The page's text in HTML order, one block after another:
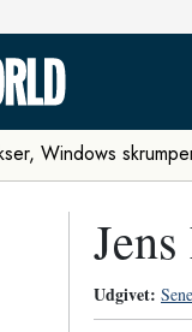
Windows
Udgivet: